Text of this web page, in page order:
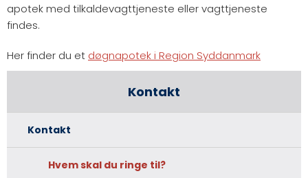
apotek med tilkaldevagttjeneste eller vagttjeneste
findes.
Her finder du et døgnapotek i Region Syddanmark
Kontakt
Kontakt
Hvem skal du ringe til?